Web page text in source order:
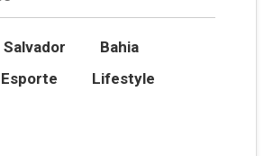
Salvador
Bahia
Esporte
Lifestyle